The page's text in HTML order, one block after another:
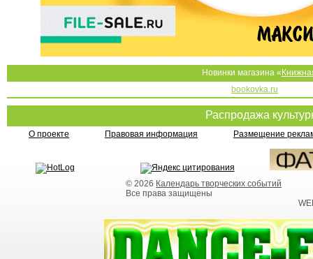
Новинки магазина «
bookovka.ru
Распродажа
О проекте Правовая информация Размещение
© 2026 Календарь творческих событий
Все права защищены